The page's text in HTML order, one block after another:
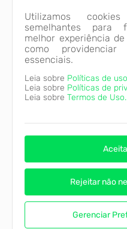
O Programa Municipal de
Inclusão Produtiva integra
Sumaré para estimular o
informalidade, fortalecer
as oportunidades de
políticas públicas voltadas
SERVIÇO
Sebrae Móvel –
13 e 14 de julho Região
Atendimento (PA),
15 de julho Região Nova
16 de julho Região
Campo de Futebol
17 de julho Região
Bandeiras Horário de
Utilizamos
semelhantes para
melhor experiência
como providenciar
essenciais.
Leia sobre Políticas de
Leia sobre Políticas de
Leia sobre Termos de Uso.
Rejeitar não
Gerenciar